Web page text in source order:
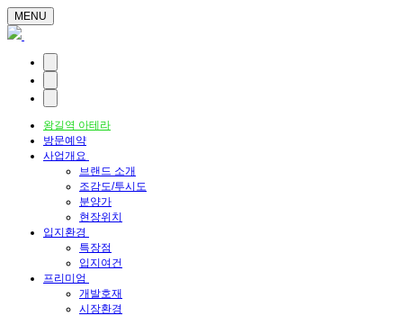
MENU
왕길역 아테라
방문예약
사업개요
브랜드 소개
조감도/투시도
분양가
현장위치
입지환경
특장점
입지여건
프리미엄
개발호재
시장환경